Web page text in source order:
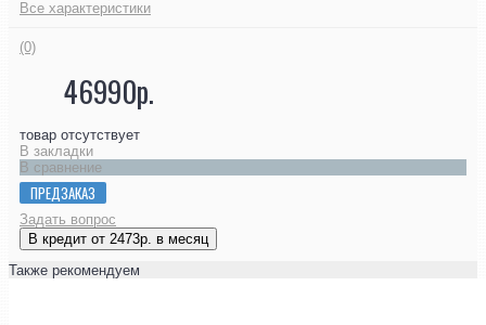
Все характеристики
(0)
46990р.
товар отсутствует
В закладки
В сравнение
ПРЕДЗАКАЗ
Задать вопрос
В кредит от 2473р. в месяц
Также рекомендуем